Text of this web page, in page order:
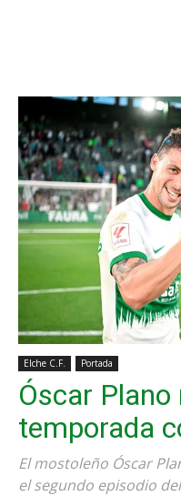
Elche C.F. Portada
Óscar Plano
temporada
El mostoleño Óscar
el segundo episodio